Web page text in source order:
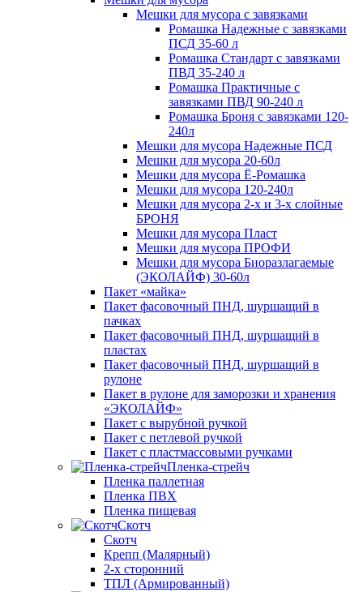
Мешки для мусора с завязками
Ромашка Надежные с завязками
ПСД 35-60 л
Ромашка Стандарт с завязками
ПВД 35-240 л
Ромашка Практичные с
завязками ПВД 90-240 л
Ромашка Броня с завязками 120-
240л
Мешки для мусора Надежные ПСД
Мешки для мусора 20-60л
Мешки для мусора Ё-Ромашка
Мешки для мусора 120-240л
Мешки для мусора 2-х и 3-х слойные
БРОНЯ
Мешки для мусора Пласт
Мешки для мусора ПРОФИ
Мешки для мусора Биоразлагаемые
(ЭКОЛАЙФ) 30-60л
Пакет «майка»
Пакет фасовочный ПНД, шуршащий в
пачках
Пакет фасовочный ПНД, шуршащий в
пластах
Пакет фасовочный ПНД, шуршащий в
рулоне
Пакет в рулоне для заморозки и хранения
«ЭКОЛАЙФ»
Пакет с вырубной ручкой
Пакет с петлевой ручкой
Пакет с пластмассовыми ручками
Пленка-стрейч
Пленка паллетная
Пленка ПВХ
Пленка пищевая
Скотч
Скотч
Крепп (Малярный)
2-х сторонний
ТПЛ (Армированный)